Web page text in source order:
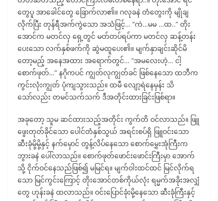
တွေပူ အာခေါင်တွေ ခြောက်လာ၏။ ဂလုခနဲ တံတွေးကို မျိုချ
လိုက်ပြီး တုန်ရီအက်ကွဲသော အသံဖြင့်… “ကဲ…မမ …ထ..” တိုး
အောင်က မတင်လှ ရှေ့တွင် မတ်တပ်ရပ်ကာ မတင်လှ ဆန့်တန်း
ပေးသော လက်နှစ်ဖက်ကို ဆွဲမထူပေး၏။ မျက်နှာချင်းဆိုင်မိ
တော့မည့် အနေအထား အရောက်တွင်… “အမလေးဟဲ့… ငါ့
စောက်ဖုတ်…” နဂိုကပင် ကျွတ်လုကျွတ်ခင် ဖြစ်နေသော ထဘီက
ကွင်းလုံးကျွတ် ပုံကျသွားသည်။ ထမီ လျော့ရဲနေမှန်း သိ
သော်လည်း တမင်သက်သက် ဒီအတိုင်းထားခြင်းဖြစ်ရာ။
အခုတော့ သူမ ဆင်ထားသည့်အတိုင်း ကွက်တိ ဝင်လာသည်။ ဖြူ
ဖွေးတုတ်ခိုင်သော ပေါင်တံနှစ်သွယ် အရင်းစပ်ရှိ ဖြူဝင်းသော
ဆီးခုံမို့မို့နှင့် နက်မှောင် တွန့်လိပ်နေသော စောက်မွှေးအုံကြီးက
ဘွားခနဲ ပေါ်လာသည်။ စောက်ဖုတ်ဖောင်းဖောင်းကြီးမှာ အောက်
သို့ ငိုက်ဝင်နေသည်ဖြစ်၍ မမြင်ရ။ မျက်ဝါးထင်ထင် မြင်လိုက်ရ
သော မြင်ကွင်းကြောင့် တိုးအောင်တစ်ကိုယ်လုံး ရမ္မက်အခိုးအလျှံ
တွေ ဟုန်းခနဲ ထလာသည်။ ဝင်းပြောင်ခုံးမို့နေသော ဆီးခုံကြီးနှင့်